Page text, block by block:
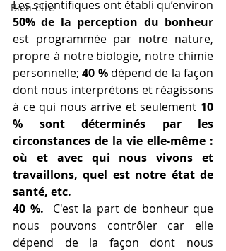
Bien-être
50% de la perception du bonheur
est programmée par notre nature,
propre à notre biologie, notre chimie
personnelle; 40 % dépend de la façon
dont nous interprétons et réagissons
à ce qui nous arrive et seulement 10
% sont déterminés par les
circonstances de la vie elle-même :
où et avec qui nous vivons et
travaillons, quel est notre état de
santé, etc.
40 %.
C'est la part de bonheur que
nous pouvons contrôler car elle